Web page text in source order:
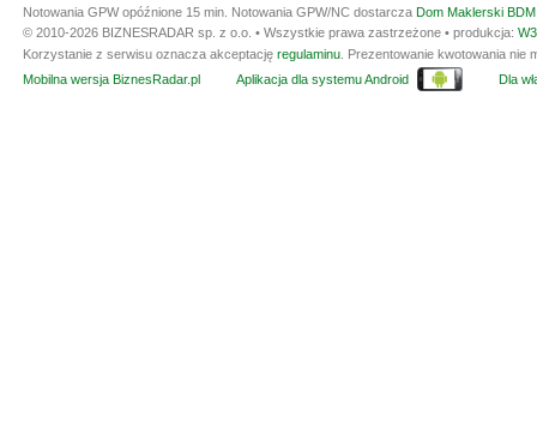
Notowania GPW opóźnione 15 min. Notowania GPW/NC dostarcza Dom Maklerski
© 2010-2026 BIZNESRADAR sp. z o.o. • Wszystkie prawa zastrzeżone • produkcja:
Korzystanie z serwisu oznacza akceptację regulaminu . Prezentowanie kwotowania
Mobilna wersja BiznesRadar.pl
Aplikacja dla systemu Android Dla